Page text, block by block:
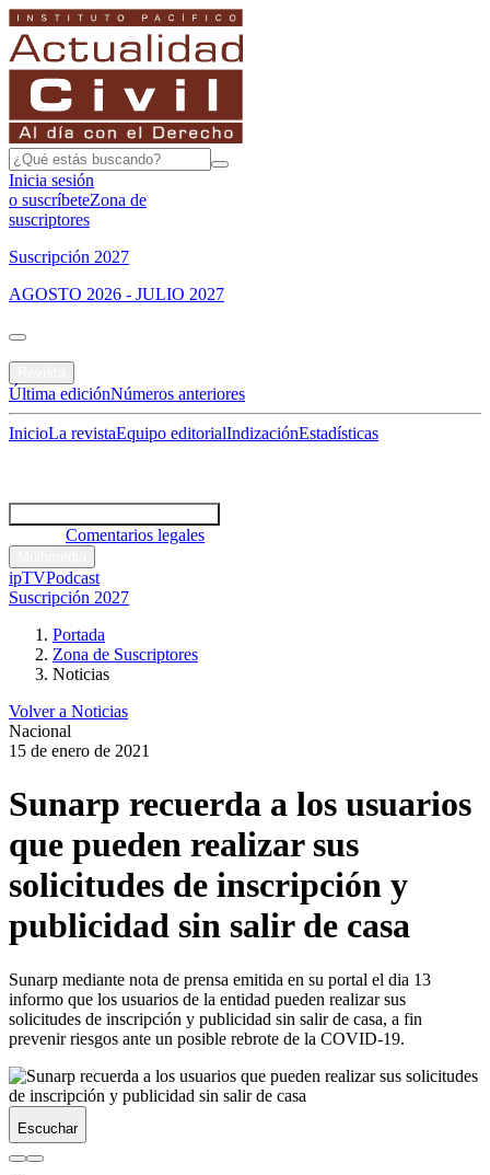
Inicia sesión
o suscríbeteZona de
suscriptores
Suscripción 2027
AGOSTO 2026 - JULIO 2027
Última ediciónNúmeros anteriores
InicioLa revistaEquipo editorialIndizaciónEstadísticas
Comentarios legales
ipTVPodcast
Suscripción 2027
Portada
Zona de Suscriptores
Noticias
Volver a Noticias
Nacional
15 de enero de 2021
Sunarp recuerda a los usuarios
que pueden realizar sus
solicitudes de inscripción y
publicidad sin salir de casa
Sunarp mediante nota de prensa emitida en su portal el dia 13
informo que los usuarios de la entidad pueden realizar sus
solicitudes de inscripción y publicidad sin salir de casa, a fin
prevenir riesgos ante un posible rebrote de la COVID-19.
Escuchar